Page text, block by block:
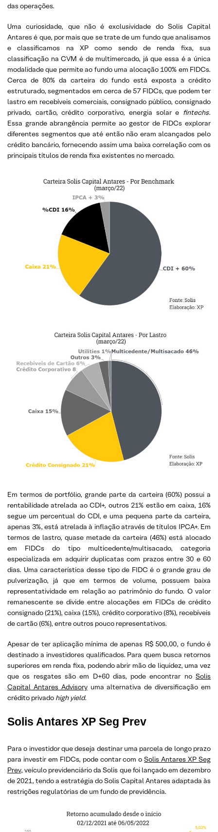
das operações.
Uma curiosidade, que não é exclusividade do Solis Capital
Antares é que, por mais que se trate de um fundo que analisamos
e classificamos na XP como sendo de renda fixa, sua
classificação na CVM é de multimercado, já que essa é a única
modalidade que permite ao fundo uma alocação 100% em FIDCs.
Cerca de 80% da carteira do fundo está exposta a crédito
estruturado, segmentados em cerca de 57 FIDCs, que podem ter
lastro em recebíveis comerciais, consignado público, consignado
privado, cartão, crédito corporativo, energia solar e fintechs.
Essa grande abrangência permite ao gestor de FIDCs explorar
diferentes segmentos que até então não eram alcançados pelo
crédito bancário, fornecendo assim uma baixa correlação com os
principais títulos de renda fixa existentes no mercado.
Em termos de portfólio, grande parte da carteira (60%) possui a
rentabilidade atrelada ao CDI+, outros 21% estão em caixa, 16%
segue um percentual do CDI, e uma pequena parte da carteira,
apenas 3%, está atrelada à inflação através de títulos IPCA+. Em
termos de lastro, quase metade da carteira (46%) está alocado
em FIDCs do tipo multicedente/multisacado, categoria
especializada em adquirir duplicatas com prazos entre 30 e 60
dias. Uma característica desse tipo de FIDC é o grande grau de
pulverização, já que em termos de volume, possuem baixa
representatividade em relação ao patrimônio do fundo. O valor
remanescente se divide entre alocações em FIDCs de crédito
consignado (21%), caixa (15%), crédito corporativo (8%), recebíveis
de cartão (6%), entre outros pouco representativos.
Apesar de ter aplicação mínima de apenas R$ 500,00, o fundo é
destinado a investidores qualificados. Para quem busca retornos
superiores em renda fixa, podendo abrir mão de liquidez, uma vez
que os resgates são em D+60 dias, pode encontrar no Solis
Capital Antares Advisoryuma alternativa de diversificação em
crédito privado high yield.
Solis Antares XP Seg Prev
Para o investidor que deseja destinar uma parcela de longo prazo
para investir em FIDCs, pode contar com oSolis Antares XP Seg
Prev, veículo previdenciário da Solis que foi lançado em dezembro
de 2021, tendo a estratégia do Solis Capital Antares adaptada às
restrições regulatórias de um fundo de previdência.